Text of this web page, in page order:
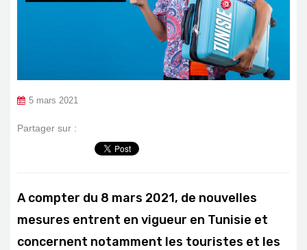
5 mars 2021
Partager sur :
A compter du 8 mars 2021, de nouvelles
mesures entrent en vigueur en Tunisie et
concernent notamment les touristes et les